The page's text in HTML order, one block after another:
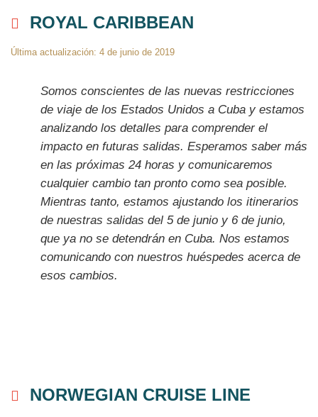
ROYAL CARIBBEAN
Última actualización: 4 de junio de 2019
Somos conscientes de las nuevas restricciones
de viaje de los Estados Unidos a Cuba y estamos
analizando los detalles para comprender el
impacto en futuras salidas. Esperamos saber más
en las próximas 24 horas y comunicaremos
cualquier cambio tan pronto como sea posible.
Mientras tanto, estamos ajustando los itinerarios
de nuestras salidas del 5 de junio y 6 de junio,
que ya no se detendrán en Cuba. Nos estamos
comunicando con nuestros huéspedes acerca de
esos cambios.
NORWEGIAN CRUISE LINE